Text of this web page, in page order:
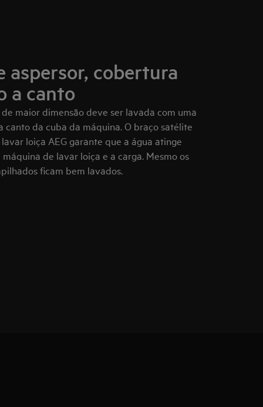
aspersor, cobertura
a canto
maior dimensão deve ser lavada com uma
canto da cuba da máquina. O braço satélite
loiça AEG garante que a água atinge
de lavar loiça e a carga. Mesmo os
ficam bem lavados.